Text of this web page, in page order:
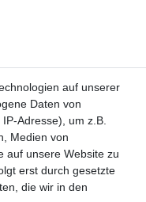
auf unserer
Daten von
Adresse), um z.B.
Medien von
auf unsere Website zu
erst durch gesetzte
die wir in den